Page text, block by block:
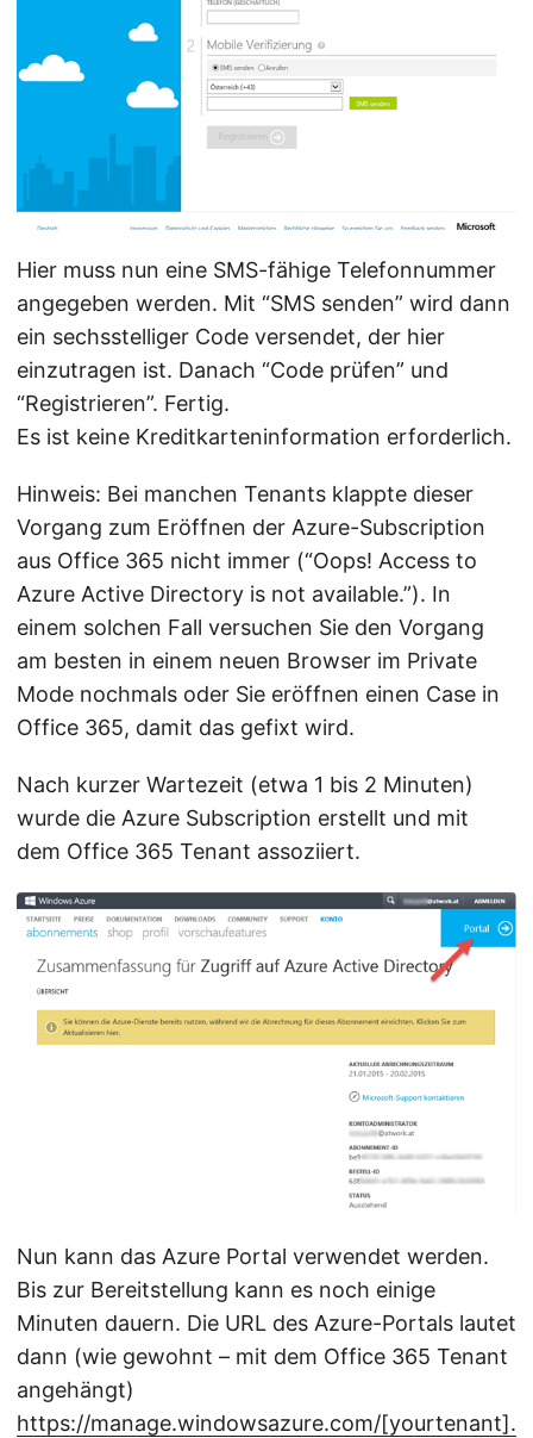
Hier muss nun eine SMS-fähige Telefonnummer
angegeben werden. Mit “SMS senden” wird dann
ein sechsstelliger Code versendet, der hier
einzutragen ist. Danach “Code prüfen” und
“Registrieren”. Fertig.
Es ist keine Kreditkarteninformation erforderlich.
Hinweis: Bei manchen Tenants klappte dieser
Vorgang zum Eröffnen der Azure-Subscription
aus Office 365 nicht immer (“Oops! Access to
Azure Active Directory is not available.”). In
einem solchen Fall versuchen Sie den Vorgang
am besten in einem neuen Browser im Private
Mode nochmals oder Sie eröffnen einen Case in
Office 365, damit das gefixt wird.
Nach kurzer Wartezeit (etwa 1 bis 2 Minuten)
wurde die Azure Subscription erstellt und mit
dem Office 365 Tenant assoziiert.
Nun kann das Azure Portal verwendet werden.
Bis zur Bereitstellung kann es noch einige
Minuten dauern. Die URL des Azure-Portals lautet
dann (wie gewohnt – mit dem Office 365 Tenant
angehängt)
https://manage.windowsazure.com/[yourtenant].